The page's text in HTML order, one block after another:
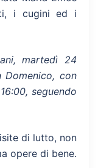
i cugini ed i
martedì 24
Domenico, con
seguendo
di lutto, non
opere di bene.